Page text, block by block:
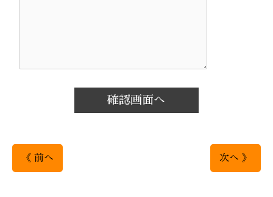
確認画面へ
《 前へ 次へ 》